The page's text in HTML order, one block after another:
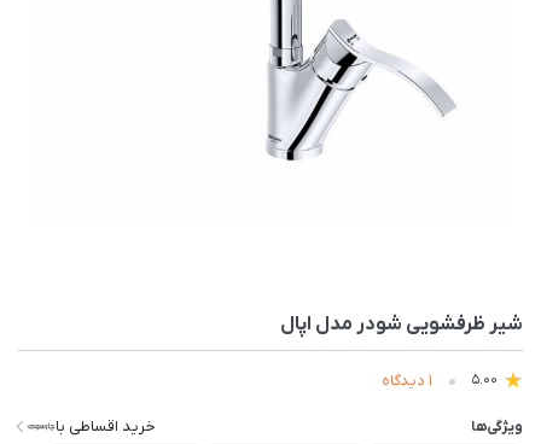
شیر ظرفشویی شودر مدل اپال
5.00 1 دیدگاه
ویژگی‌ها خرید اقساطی با